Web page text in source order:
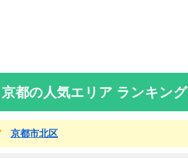
京都の人気エリア ランキング
京都市北区